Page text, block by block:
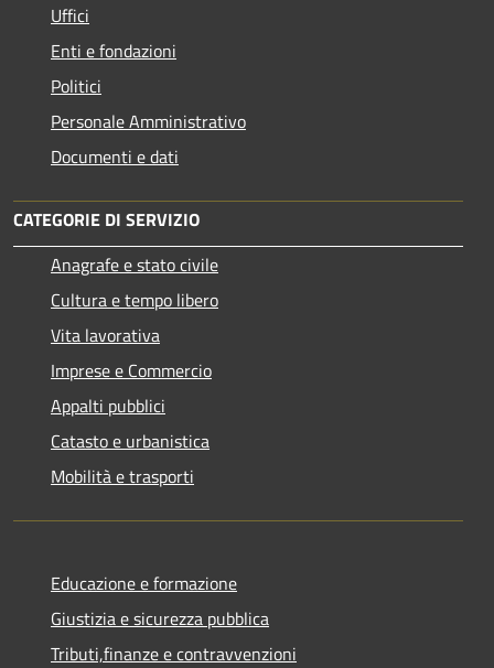
Uffici
Enti e fondazioni
Politici
Personale Amministrativo
Documenti e dati
CATEGORIE DI SERVIZIO
Anagrafe e stato civile
Cultura e tempo libero
Vita lavorativa
Imprese e Commercio
Appalti pubblici
Catasto e urbanistica
Mobilità e trasporti
Educazione e formazione
Giustizia e sicurezza pubblica
Tributi,finanze e contravvenzioni